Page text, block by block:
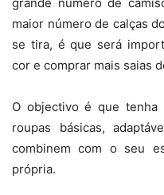
maior número de calças
se tira, é que será
cor e comprar mais saias
O objectivo é que tenha
roupas básicas,
combinem com o seu
própria.